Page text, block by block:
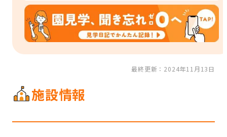
最終更新：2024年11月13日
施設情報